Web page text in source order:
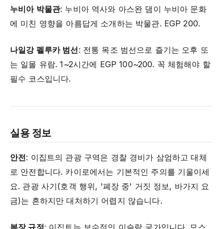
누비아 박물관: 누비아 역사와 아스완 댐이 누비아 문화
에 미친 영향을 아름답게 소개하는 박물관. EGP 200.
나일강 펠루카 범선: 전통 목조 범선으로 즐기는 오후 또
는 일몰 유람. 1~2시간에 EGP 100~200. 꼭 체험해야 할
필수 코스입니다.
실용 정보
안전: 이집트의 관광 구역은 경찰 경비가 삼엄하고 대체
로 안전합니다. 카이로에서는 기본적인 주의를 기울이세
요. 관광 사기(호객 행위, '폐장 중' 거짓 정보, 바가지 요
금)는 흔하지만 대처하기 어렵지 않습니다.